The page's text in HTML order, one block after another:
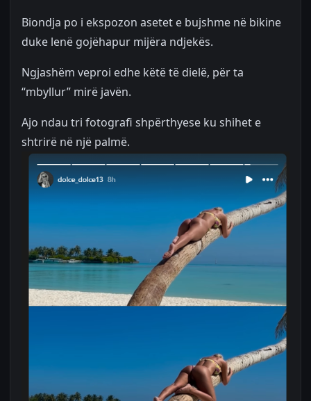
Biondja po i ekspozon asetet e bujshme në bikine
duke lenë gojëhapur mijëra ndjekës.
Ngjashëm veproi edhe këtë të dielë, për ta
“mbyllur” mirë javën.
Ajo ndau tri fotografi shpërthyese ku shihet e
shtrirë në një palmë.